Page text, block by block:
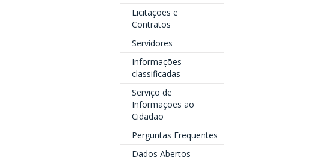
Licitações e
Contratos
Servidores
Informações
classificadas
Serviço de
Informações ao
Cidadão
Perguntas Frequentes
Dados Abertos